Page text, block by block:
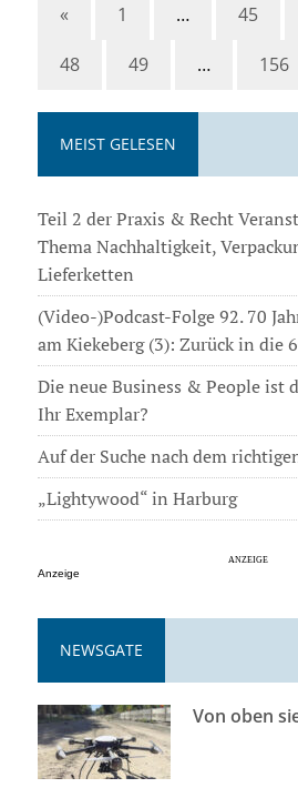
« 1 … 45
48 49 … 156
MEIST GELESEN
Teil 2 der Praxis & Recht
Thema Nachhaltigkeit,
Lieferketten
(Video-)Podcast-Folge 92. 70
am Kiekeberg (3): Zurück in die
Die neue Business & People ist
Ihr Exemplar?
Auf der Suche nach dem
„Lightywood“ in Harburg
Anzeige
NEWSGATE
Von oben